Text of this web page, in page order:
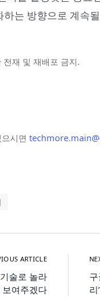
는 방향으로 계속
재 및 재배포 금지.
시면
ARTICLE
술로 놀라
보여주겠다